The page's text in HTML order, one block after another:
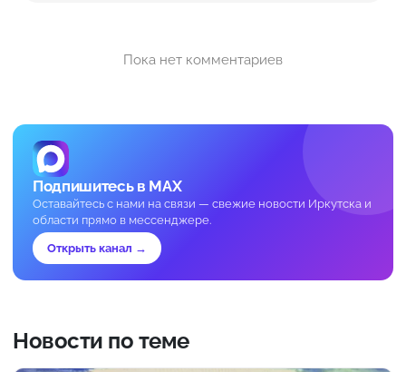
Пока нет комментариев
Подпишитесь в MAX
Оставайтесь с нами на связи — свежие новости Иркутска и
области прямо в мессенджере.
Открыть канал →
Новости по теме